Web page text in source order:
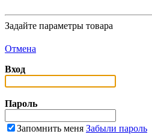
Задайте параметры товара
Отмена
Вход
Пароль
Запомнить меня Забыли пароль